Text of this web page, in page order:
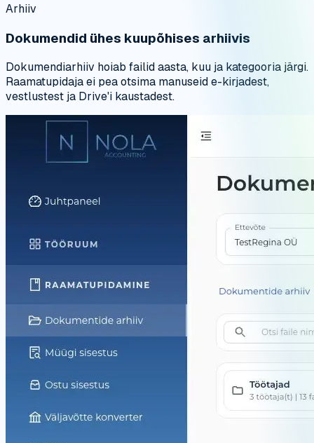
Arhiiv
Dokumendid ühes kuupõhises arhiivis
Dokumendiarhiiv hoiab failid aasta, kuu ja kategooria järgi.
Raamatupidaja ei pea otsima manuseid e-kirjadest,
vestlustest ja Drive'i kaustadest.